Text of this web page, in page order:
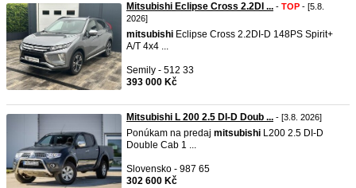
Mitsubishi Eclipse Cross 2.2DI ... - TOP - [5.8.
2026]
mitsubishi Eclipse Cross 2.2DI-D 148PS Spirit+
A/T 4x4 ...
Semily - 512 33
393 000 Kč
Mitsubishi L 200 2.5 DI-D Doub ... - [3.8. 2026]
Ponúkam na predaj mitsubishi L200 2.5 DI-D
Double Cab 1 ...
Slovensko - 987 65
302 600 Kč